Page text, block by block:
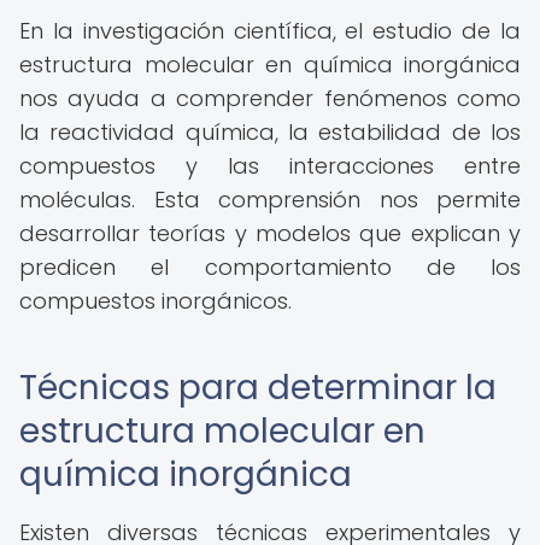
En la investigación científica, el estudio de la
estructura molecular en química inorgánica
nos ayuda a comprender fenómenos como
la reactividad química, la estabilidad de los
compuestos y las interacciones entre
moléculas. Esta comprensión nos permite
desarrollar teorías y modelos que explican y
predicen el comportamiento de los
compuestos inorgánicos.
Técnicas para determinar la
estructura molecular en
química inorgánica
Existen diversas técnicas experimentales y